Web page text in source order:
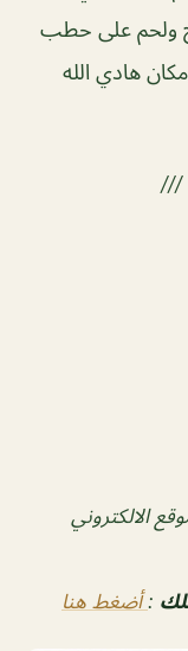
ولحم على حطب
هادي الله
///
الالكتروني
:أضغط هنا